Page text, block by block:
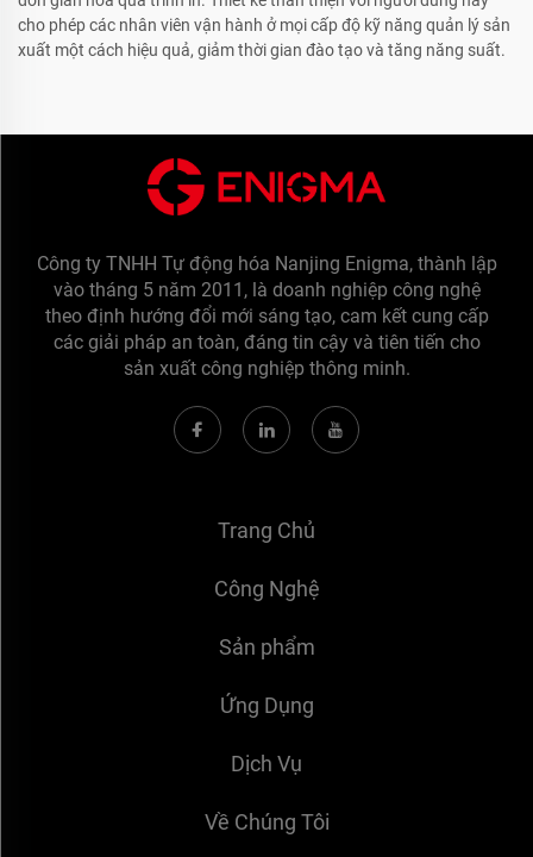
cho phép các nhân viên vận hành ở mọi cấp độ kỹ năng quản lý sản
xuất một cách hiệu quả, giảm thời gian đào tạo và tăng năng suất.
Công ty TNHH Tự động hóa Nanjing Enigma, thành lập
vào tháng 5 năm 2011, là doanh nghiệp công nghệ
theo định hướng đổi mới sáng tạo, cam kết cung cấp
các giải pháp an toàn, đáng tin cậy và tiên tiến cho
sản xuất công nghiệp thông minh.
Trang Chủ
Công Nghệ
Sản phẩm
Ứng Dụng
Dịch Vụ
Về Chúng Tôi